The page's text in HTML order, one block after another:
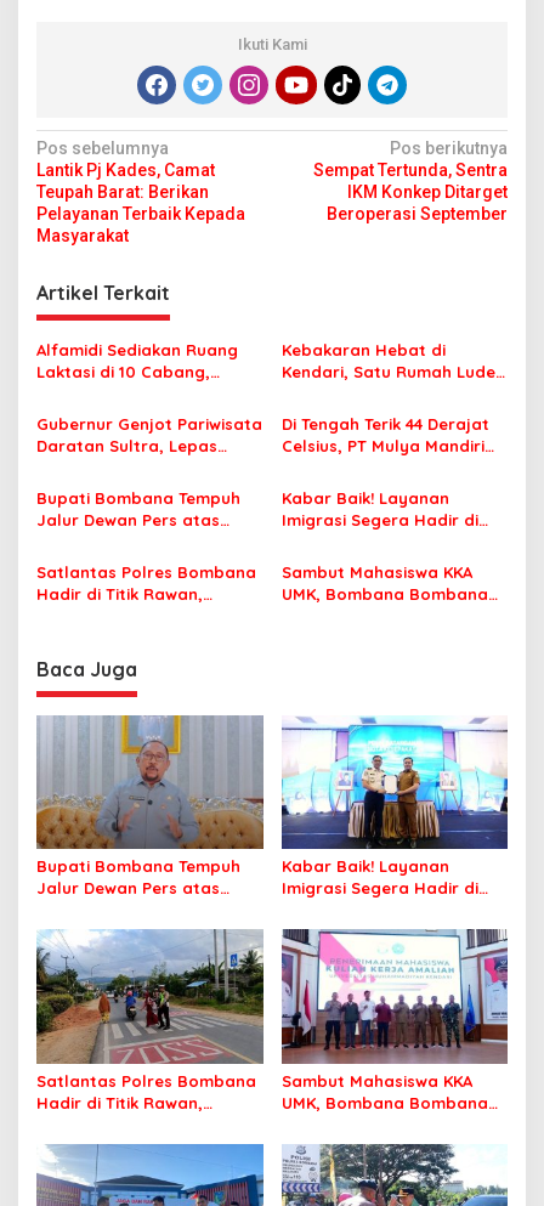
Ikuti Kami
N
a
v
i
g
a
s
i
p
o
s
Pos sebelumnya
Lantik Pj Kades, Camat
Teupah Barat: Berikan
Pelayanan Terbaik Kepada
Masyarakat
Pos berikutnya
Sempat Tertunda, Sentra
IKM Konkep Ditarget
Beroperasi September
Artikel Terkait
Alfamidi Sediakan Ruang
Laktasi di 10 Cabang,
ASI Eksklusif
Kebakaran Hebat di
Kendari, Satu Rumah Ludes
Gubernur Genjot Pariwisata
Daratan Sultra, Lepas
Tiga Kabupaten Unggulan
Di Tengah Terik 44 Derajat
Celsius, PT Mulya Mandiri
Jamaah Tetap Sehat dan
Nyaman Beribadah
Bupati Bombana Tempuh
Jalur Dewan Pers atas
Korupsi Jembatan Cirauci II
Kabar Baik! Layanan
Imigrasi Segera Hadir di
Perlu Lagi ke Kendari
Satlantas Polres Bombana
Hadir di Titik Rawan,
Sambut Mahasiswa KKA
UMK, Bombana Bombana
Baca Juga
Bupati Bombana Tempuh
Jalur Dewan Pers atas
Korupsi Jembatan Cirauci II
Kabar Baik! Layanan
Imigrasi Segera Hadir di
Perlu Lagi ke Kendari
Satlantas Polres Bombana
Hadir di Titik Rawan,
Sekolah dengan Aman
Sambut Mahasiswa KKA
UMK, Bombana Bombana
Sasaran